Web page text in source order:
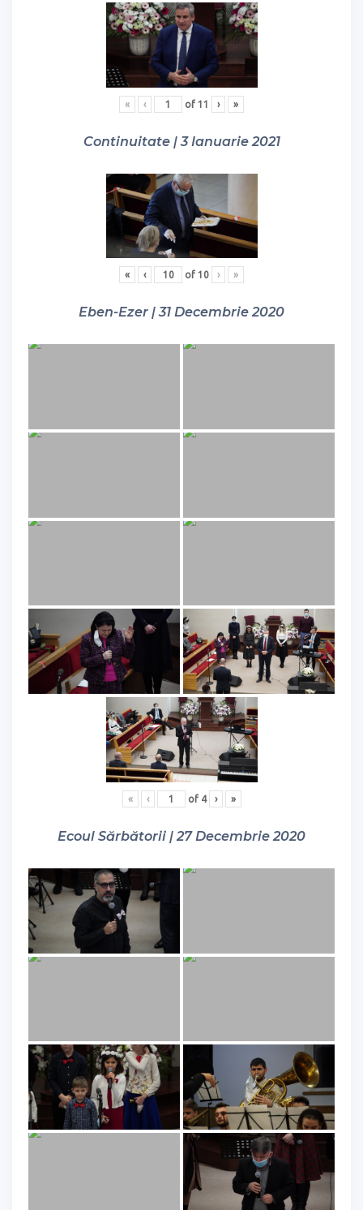
« ‹ of 11 › »
Continuitate | 3 Ianuarie 2021
« ‹ of 10 › »
Eben-Ezer | 31 Decembrie 2020
« ‹ of 4 › »
Ecoul Sărbătorii | 27 Decembrie 2020